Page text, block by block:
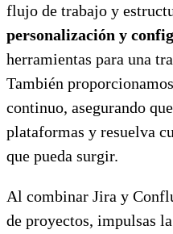
flujo de trabajo y
personalización y
herramientas para una
También proporcionamos
continuo, asegurando
plataformas y resuelva
que pueda surgir.
Al combinar Jira y
de proyectos, impulsas